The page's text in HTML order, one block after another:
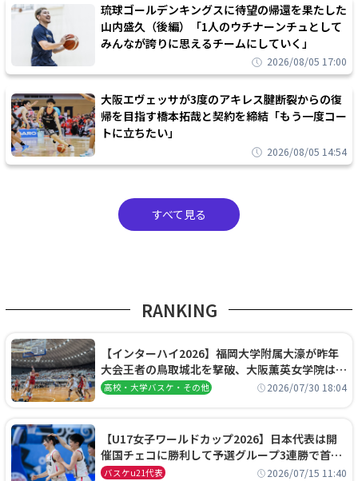
琉球ゴールデンキングスに待望の帰還を果たした
山内盛久（後編）「1人のウチナーンチュとして
みんなが誇りに思えるチームにしていく」
2026/08/05 17:00
大阪エヴェッサが3度のアキレス腱断裂からの復
帰を目指す橋本拓哉と契約を締結「もう一度コー
トに立ちたい」
2026/08/05 14:54
すべて見る
RANKING
【インターハイ2026】福岡大学附属大濠が昨年
大会王者の鳥取城北を撃破、大阪薫英女学院は岐
阜女子に完勝、大会3日目試合結果
高校・大学バスケ・その他 2026/07/30 18:04
【U17女子ワールドカップ2026】日本代表は開
催国チェコに勝利して予選グループ3連勝で首位
通過！準々決勝の相手はエジプトに決定
バスケu21代表 2026/07/15 11:40